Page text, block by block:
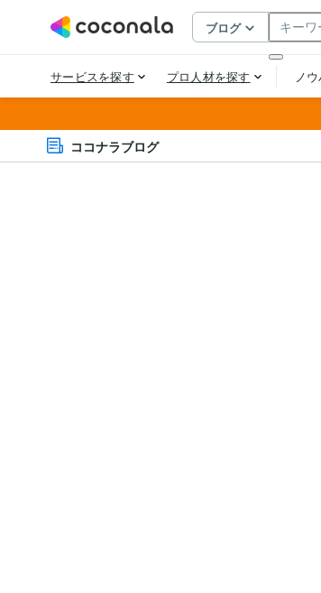
ココナラブログ